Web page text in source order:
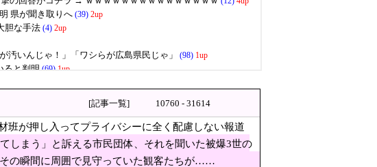
周辺の安全保障上の脅威を口実に再軍備
と訴える市民団体、それを聞いた被爆3
一切発生していない」
見た世界3位負担の日本側から厳しい声→
っ込み殺到 ｗｗｗｗｗｗｗｗｗ
[記事一覧] 10760 - 31614
班が押し入ってプライバシーに全く配慮しない報道
しまう」と訴える市民団体、それを聞いた被爆3世の
の瞬間に周囲で見守っていた観客たちが……